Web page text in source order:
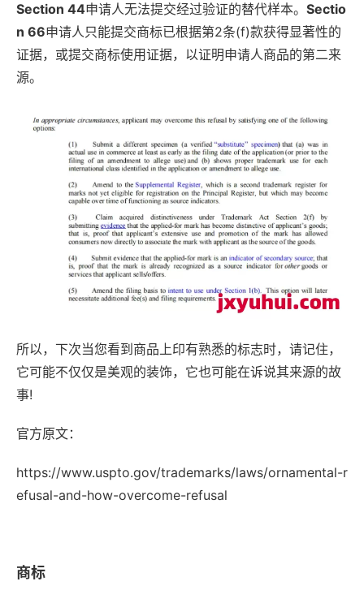
Section 44申请人无法提交经过验证的替代样本。 Sectio
n 66申请人只能提交商标已根据第2条(f)款获得显著性的
证据，或提交商标使用证据，以证明申请人商品的第二来
源。
所以，下次当您看到商品上印有熟悉的标志时，请记住，
它可能不仅仅是美观的装饰，它也可能在诉说其来源的故
事!
官方原文：
https://www.uspto.gov/trademarks/laws/ornamental-r
efusal-and-how-overcome-refusal
商标